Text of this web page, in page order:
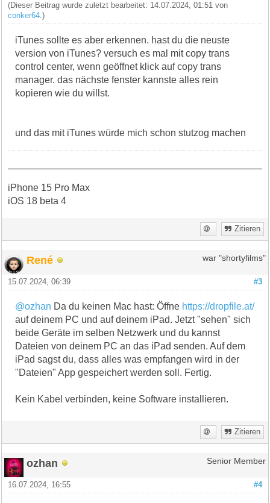
(Dieser Beitrag wurde zuletzt bearbeitet: 14.07.2024, 01:51 von
conker64 .)
iTunes sollte es aber erkennen. hast du die neuste
version von iTunes? versuch es mal mit copy trans
control center, wenn geöffnet klick auf copy trans
manager. das nächste fenster kannste alles rein
kopieren wie du willst.
und das mit iTunes würde mich schon stutzog machen
iPhone 15 Pro Max
iOS 18 beta 4
Zitieren
René war "shortyfilms"
#3
15.07.2024, 06:39
@ozhan Da du keinen Mac hast: Öffne https://dropfile.at/
auf deinem PC und auf deinem iPad. Jetzt "sehen" sich
beide Geräte im selben Netzwerk und du kannst
Dateien von deinem PC an das iPad senden. Auf dem
iPad sagst du, dass alles was empfangen wird in der
"Dateien" App gespeichert werden soll. Fertig.
Kein Kabel verbinden, keine Software installieren.
Zitieren
ozhan Senior Member
#4
16.07.2024, 16:55